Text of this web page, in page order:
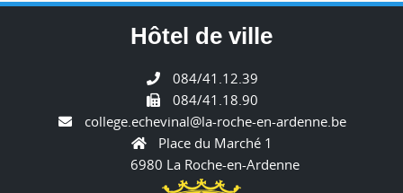
Hôtel de ville
084/41.12.39
084/41.18.90
college.echevinal@la-roche-en-ardenne.be
Place du Marché 1
6980 La Roche-en-Ardenne